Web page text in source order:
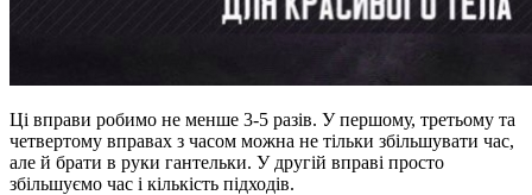
Ці вправи робимо не менше 3-5 разів. У першому, третьому та
четвертому вправах з часом можна не тільки збільшувати час,
але й брати в руки гантельки. У другій вправі просто
збільшуємо час і кількість підходів.